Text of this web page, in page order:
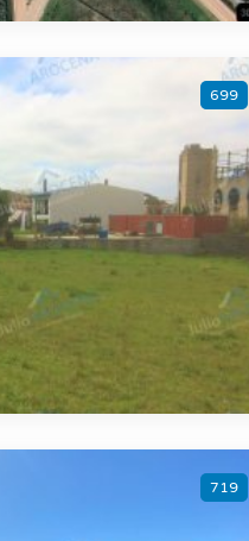
699
719